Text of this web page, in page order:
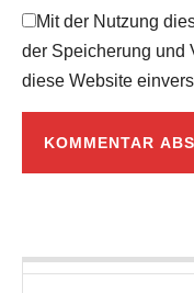
Mit der Nutzung
der Speicherung und
diese Website